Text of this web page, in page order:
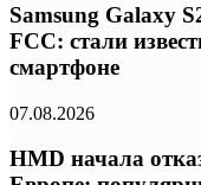
Samsung Galaxy
FCC: стали
смартфоне
07.08.2026
HMD начала